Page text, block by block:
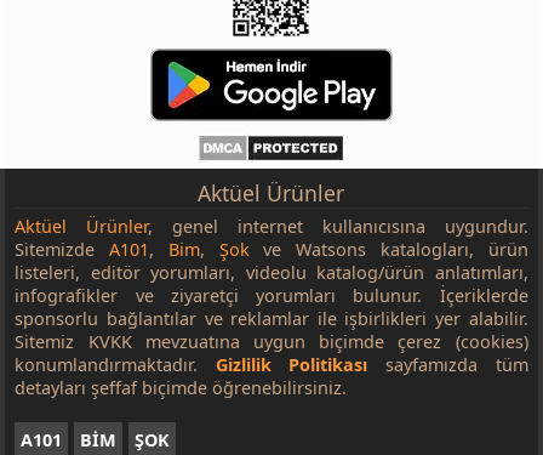
Aktüel Ürünler
Aktüel Ürünler, genel internet kullanıcısına uygundur.
SitemizdeA101, Bim, Şokve Watsons katalogları, ürün
listeleri, editör yorumları, videolu katalog/ürün anlatımları,
infografikler ve ziyaretçi yorumları bulunur. İçeriklerde
sponsorlu bağlantılar ve reklamlar ile işbirlikleri yer alabilir.
Sitemiz KVKK mevzuatına uygun biçimde çerez (cookies)
konumlandırmaktadır. Gizlilik Politikası sayfamızda tüm
detayları şeffaf biçimde öğrenebilirsiniz.
A101 BİM ŞOK